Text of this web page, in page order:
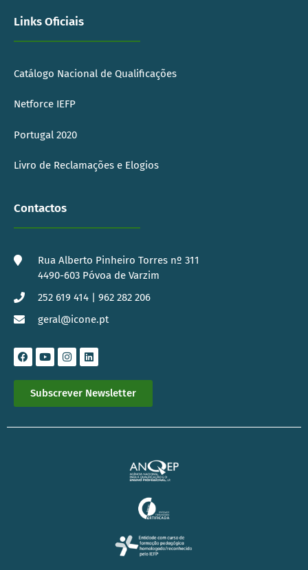
Links Oficiais
Catálogo Nacional de Qualificações
Netforce IEFP
Portugal 2020
Livro de Reclamações e Elogios
Contactos
Rua Alberto Pinheiro Torres nº 311
4490-603 Póvoa de Varzim
252 619 414 | 962 282 206
geral@icone.pt
Subscrever Newsletter